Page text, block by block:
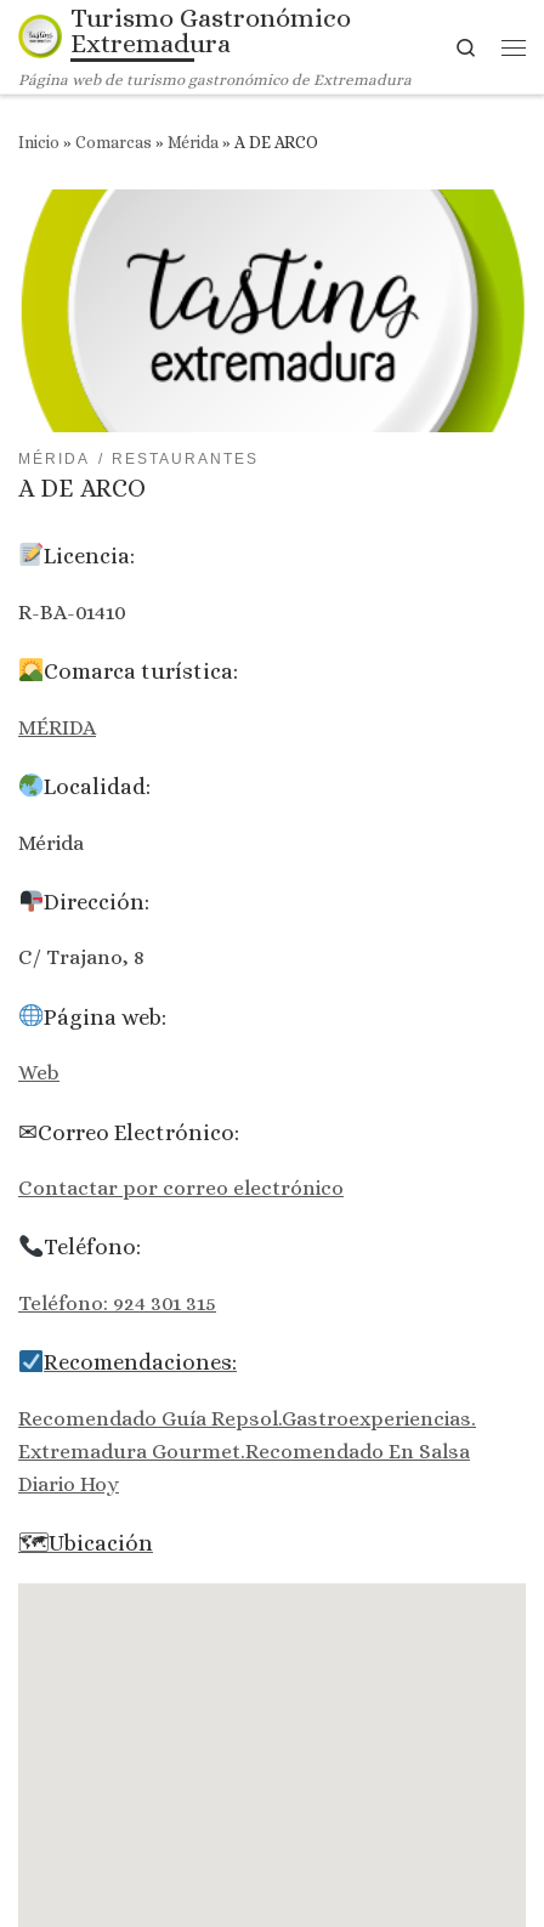
Saltar al contenido
Turismo Gastronómico
Extremadura
Página web de turismo gastronómico de Extremadura
Search
Inicio » Comarcas » Mérida » A DE ARCO
MÉRIDA RESTAURANTES
A DE ARCO
Licencia:
R-BA-01410
Comarca turística:
MÉRIDA
Localidad:
Mérida
Dirección:
C/ Trajano, 8
Página web:
Web
✉Correo Electrónico:
Contactar por correo electrónico
Teléfono:
Teléfono: 924 301 315
Recomendaciones:
Recomendado Guía Repsol.Gastroexperiencias.
Extremadura Gourmet.Recomendado En Salsa
Diario Hoy
🗺Ubicación